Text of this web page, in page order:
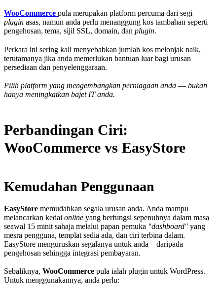
WooCommerce pula merupakan platform percuma dari segi
plugin asas, namun anda perlu menanggung kos tambahan seperti
pengehosan, tema, sijil SSL, domain, dan plugin.
Perkara ini sering kali menyebabkan jumlah kos melonjak naik,
terutamanya jika anda memerlukan bantuan luar bagi urusan
persediaan dan penyelenggaraan.
Pilih platform yang mengembangkan perniagaan anda — bukan
hanya meningkatkan bajet IT anda.
Perbandingan Ciri:
WooCommerce vs EasyStore
Kemudahan Penggunaan
EasyStore memudahkan segala urusan anda. Anda mampu
melancarkan kedai online yang berfungsi sepenuhnya dalam masa
seawal 15 minit sahaja melalui papan pemuka "dashboard" yang
mesra pengguna, templat sedia ada, dan ciri terbina dalam.
EasyStore menguruskan segalanya untuk anda—daripada
pengehosan sehingga integrasi pembayaran.
Sebaliknya, WooCommerce pula ialah plugin untuk WordPress.
Untuk menggunakannya, anda perlu: